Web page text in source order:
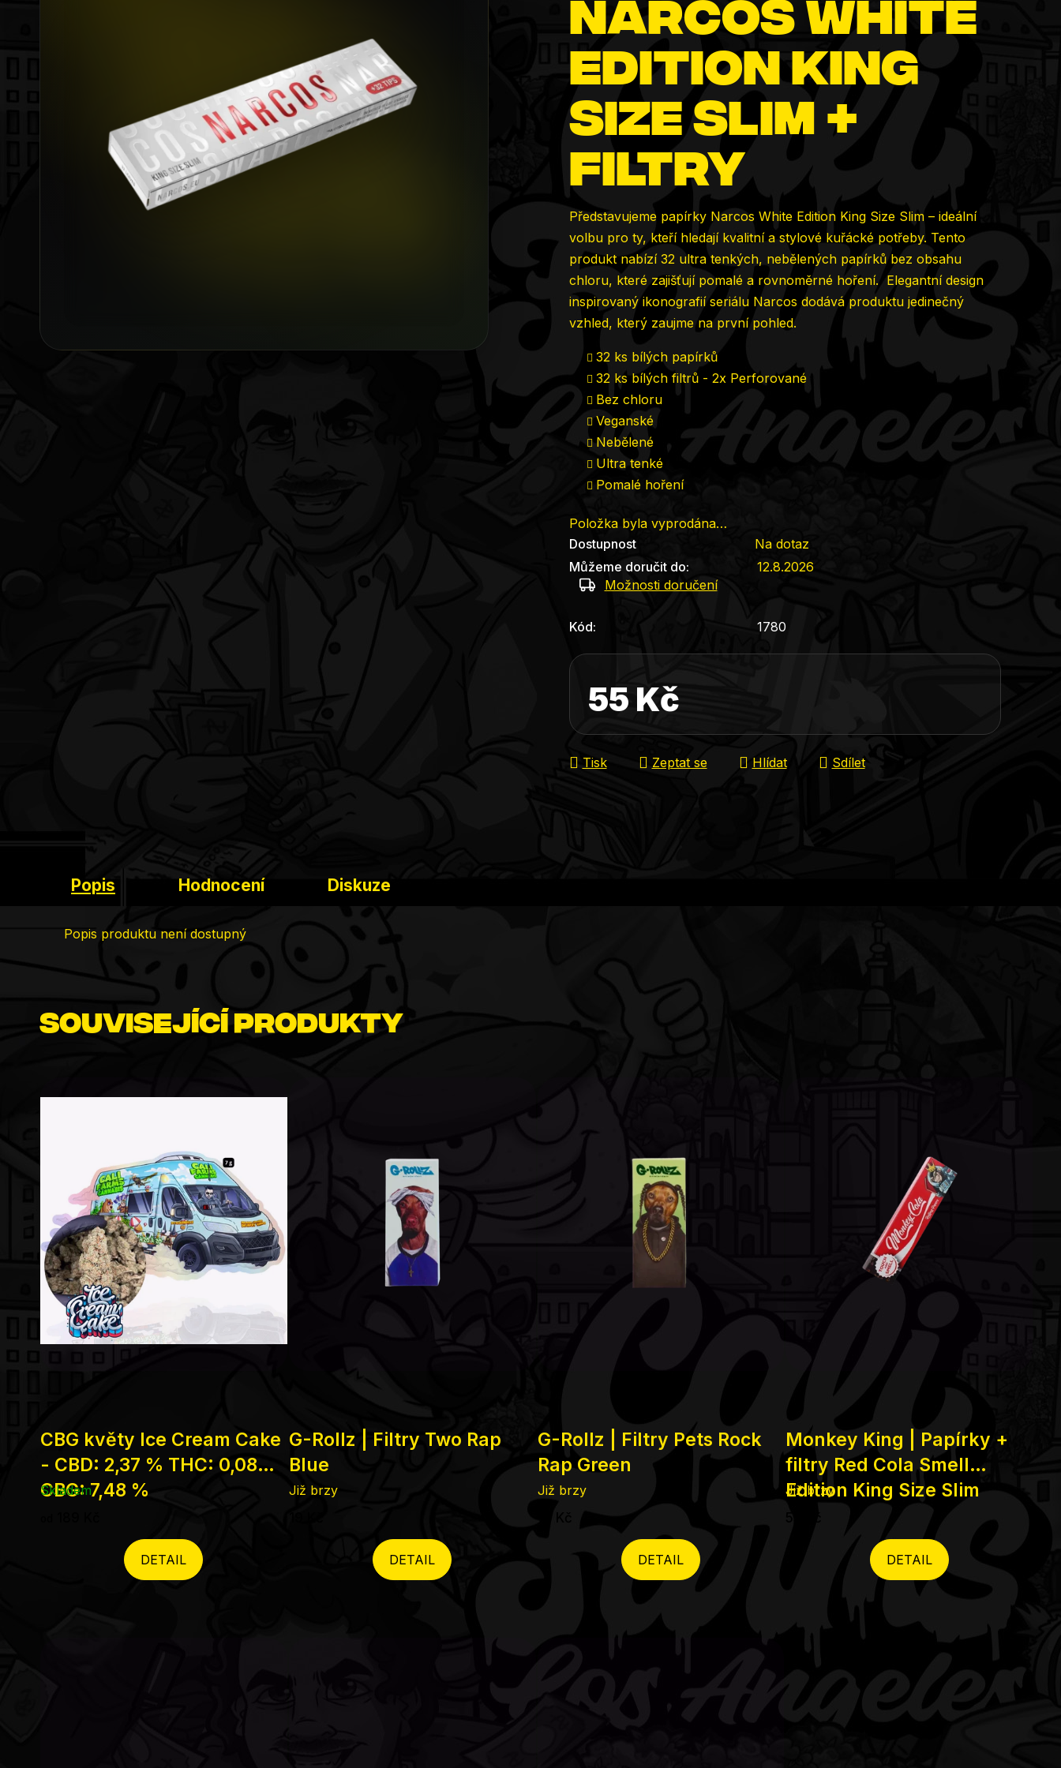
0,0
5
hvězdiček.
Narcos White
Edition King
Size Slim +
filtry
Představujeme papírky Narcos White Edition King Size Slim – ideální
volbu pro ty, kteří hledají kvalitní a stylové kuřácké potřeby. Tento
produkt nabízí 32 ultra tenkých, nebělených papírků bez obsahu
chloru, které zajišťují pomalé a rovnoměrné hoření. Elegantní design
inspirovaný ikonografií seriálu Narcos dodává produktu jedinečný
vzhled, který zaujme na první pohled.
32 ks bílých papírků
32 ks bílých filtrů - 2x Perforované
Bez chloru
Veganské
Nebělené
Ultra tenké
Pomalé hoření
Položka byla vyprodána…
Dostupnost
Na dotaz
Můžeme doručit do:
12.8.2026
Možnosti doručení
Kód: 1780
55 Kč
Tisk Zeptat se Hlídat Sdílet
Popis Hodnocení Diskuze
Popis produktu není dostupný
Související produkty
CBG květy Ice Cream Cake
- CBD: 2,37 % THC: 0,08%
CBG: 7,48 %
Skladem
DETAIL
G-Rollz | Filtry Two Rap
Blue
Již brzy
DETAIL
G-Rollz | Filtry Pets Rock
Rap Green
Již brzy
DETAIL
Monkey King | Papírky +
filtry Red Cola Smell
Edition King Size Slim
Již brzy
DETAIL